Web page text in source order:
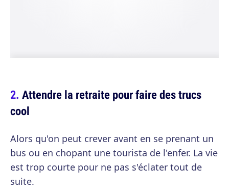
Attendre la retraite pour faire des trucs
cool
Alors qu'on peut crever avant en se prenant un
bus ou en chopant une tourista de l'enfer. La vie
est trop courte pour ne pas s'éclater tout de
suite.